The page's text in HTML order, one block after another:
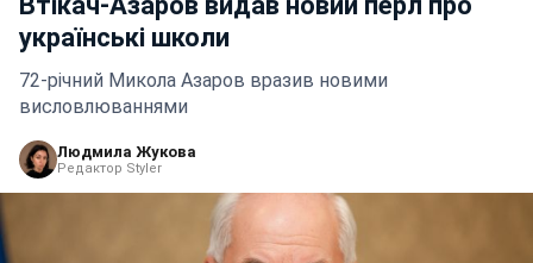
українські школи
72-річний Микола Азаров вразив новими
висловлюваннями
Людмила Жукова
Редактор Styler